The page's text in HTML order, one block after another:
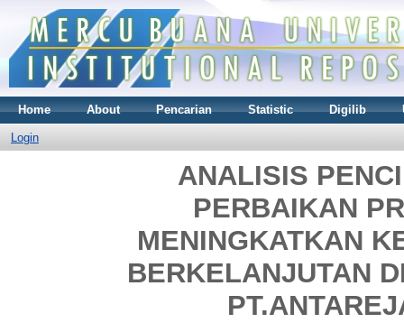
Home About Pencarian Statistic Digilib
Login
ANALISIS
PERBAIKAN
MENINGKATKAN
BERKELANJUTAN